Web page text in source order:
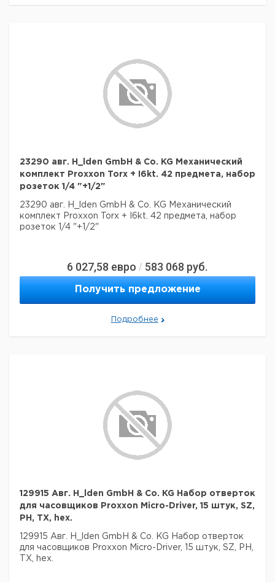
23290 авг. H_lden GmbH & Co. KG Механический
комплект Proxxon Torx + I6kt. 42 предмета, набор
розеток 1/4 "+1/2"
23290 авг. H_lden GmbH & Co. KG Механический
комплект Proxxon Torx + I6kt. 42 предмета, набор
розеток 1/4 "+1/2"
6 027,58 евро / 583 068 руб.
Получить предложение
Подробнее
129915 Авг. H_lden GmbH & Co. KG Набор отверток
для часовщиков Proxxon Micro-Driver, 15 штук, SZ,
PH, TX, hex.
129915 Авг. H_lden GmbH & Co. KG Набор отверток
для часовщиков Proxxon Micro-Driver, 15 штук, SZ, PH,
TX, hex.